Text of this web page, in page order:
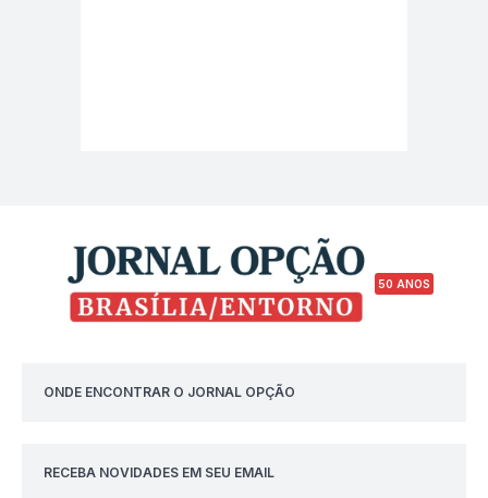
50 ANOS
ONDE ENCONTRAR O JORNAL OPÇÃO
RECEBA NOVIDADES EM SEU EMAIL